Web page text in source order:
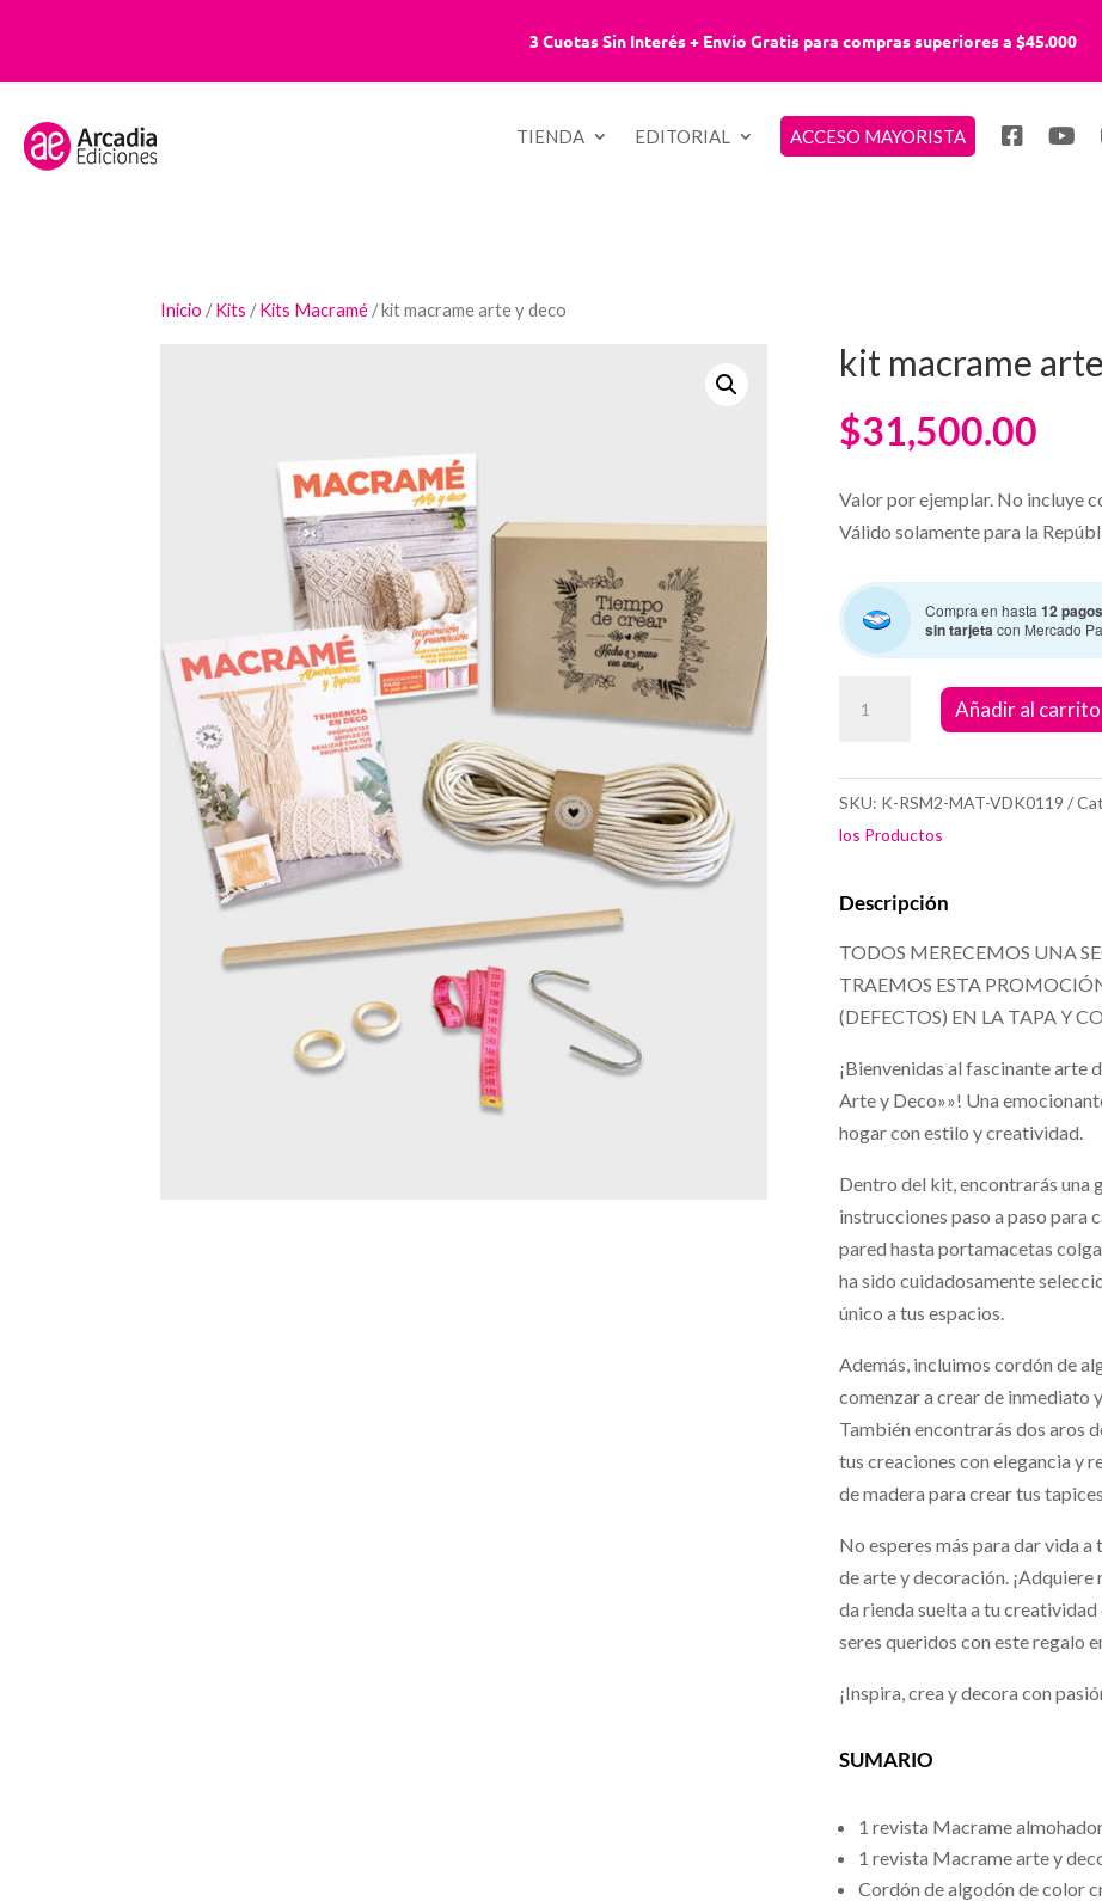
3 Cuotas Sin Interés + Envío Gratis para compras superiores a $45.000
TIENDA EDITORIAL ACCESO MAYORISTA
Inicio /Kits /Kits Macramé / kit macrame arte y deco
kit macrame
$31,500.00
Valor por ejemplar. No incluye
Válido solamente para la
Compra en hasta12 pagos
sin tarjetacon Mercado
Añadir al carrito
SKU: K-RSM2-MAT-VDK0119
los Productos
Descripción
TODOS MERECEMOS UNA
TRAEMOS ESTA
(DEFECTOS) EN LA TAPA Y
¡Bienvenidas al fascinante arte
Arte y Deco»»! Una
hogar con estilo y creatividad.
Dentro del kit, encontrarás una
instrucciones paso a paso para
pared hasta portamacetas
ha sido cuidadosamente
único a tus espacios.
Además, incluimos cordón de
comenzar a crear de inmediato
También encontrarás dos aros
tus creaciones con elegancia y
de madera para crear tus tapices.
No esperes más para dar vida
de arte y decoración.
da rienda suelta a tu creatividad
seres queridos con este regalo
¡Inspira, crea y decora con
SUMARIO
1 revista Macrame
1 revista Macrame arte y
Cordón de algodón de color